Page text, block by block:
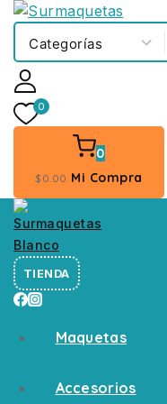
0
0
$0 .00 Mi Compra
TIENDA
Maquetas
Accesorios